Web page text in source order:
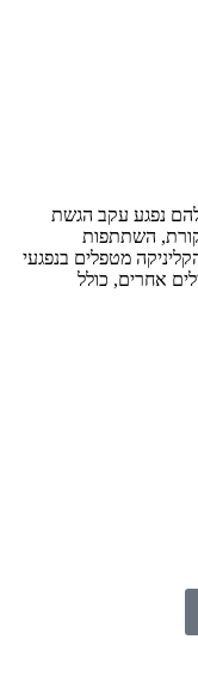
נפגע עקב הגשת
השתתפות
מטפלים בנפגעי
אחרים, כולל